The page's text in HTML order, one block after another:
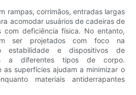
rampas, corrimãos, entradas largas
acomodar usuários de cadeiras de
com deficiência física. No entanto,
ser projetados com foco na
estabilidade e dispositivos de
a diferentes tipos de corpo.
as superfícies ajudam a minimizar o
materiais antiderrapantes